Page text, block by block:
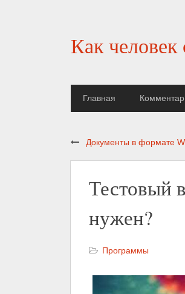
Как человек
Главная
Документы в формате
Тестовый
нужен?
Программы